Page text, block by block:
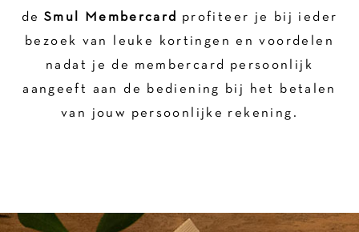
de Smul Membercard
profiteer je bij ieder
bezoek van leuke kortingen en voordelen
nadat je de membercard persoonlijk
aangeeft aan de bediening bij het betalen
van jouw persoonlijke rekening.